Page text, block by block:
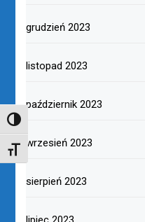
TOGGLE HIGH CONTRAST
TOGGLE FONT SIZE
grudzień 2023
listopad 2023
październik 2023
wrzesień 2023
sierpień 2023